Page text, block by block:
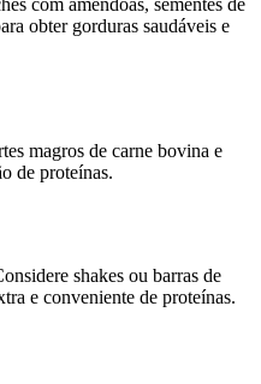
com amêndoas, sementes de
obter gorduras saudáveis e
magros de carne bovina e
de proteínas.
shakes ou barras de
e conveniente de proteínas.